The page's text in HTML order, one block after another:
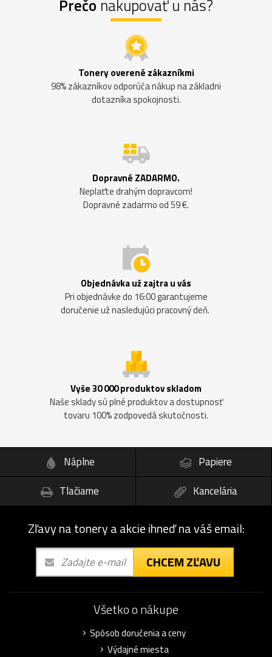
Prečo nakupovať u nás?
Tonery overené zákazníkmi
98% zákazníkov odporúča nákup na základni
dotazníka spokojnosti.
Dopravné ZADARMO.
Neplaťte drahým dopravcom!
Dopravné zadarmo od 59 €.
Objednávka už zajtra u vás
Pri objednávke do 16:00 garantujeme
doručenie už nasledujúci pracovný deň.
Vyše 30 000 produktov skladom
Naše sklady sú plné produktov a dostupnosť
tovaru 100% zodpovedá skutočnosti.
Náplne
Papiere
Tlačiarne
Kancelária
Zľavy na tonery a akcie ihneď na váš email:
CHCEM ZĽAVU
Všetko o nákupe
Spôsob doručenia a ceny
Výdajné miesta